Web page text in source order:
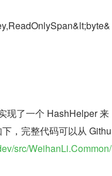
了一个 HashHelper 来
，完整代码可以从 Githu
src/WeihanLi.Common/